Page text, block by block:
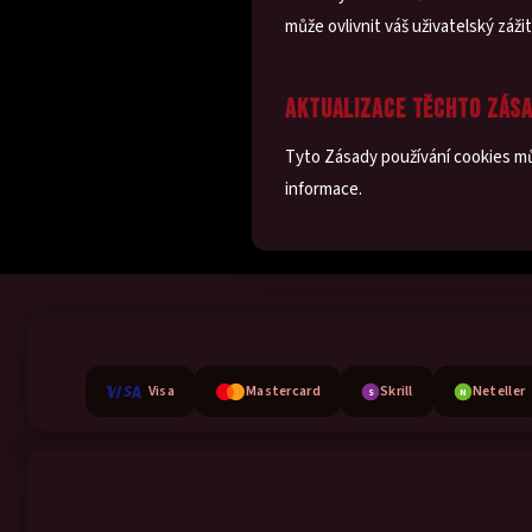
může ovlivnit váš uživatelský
AKTUALIZACE TĚCHTO
Tyto Zásady používání cookies
informace.
Visa Mastercard S Skrill N Neteller